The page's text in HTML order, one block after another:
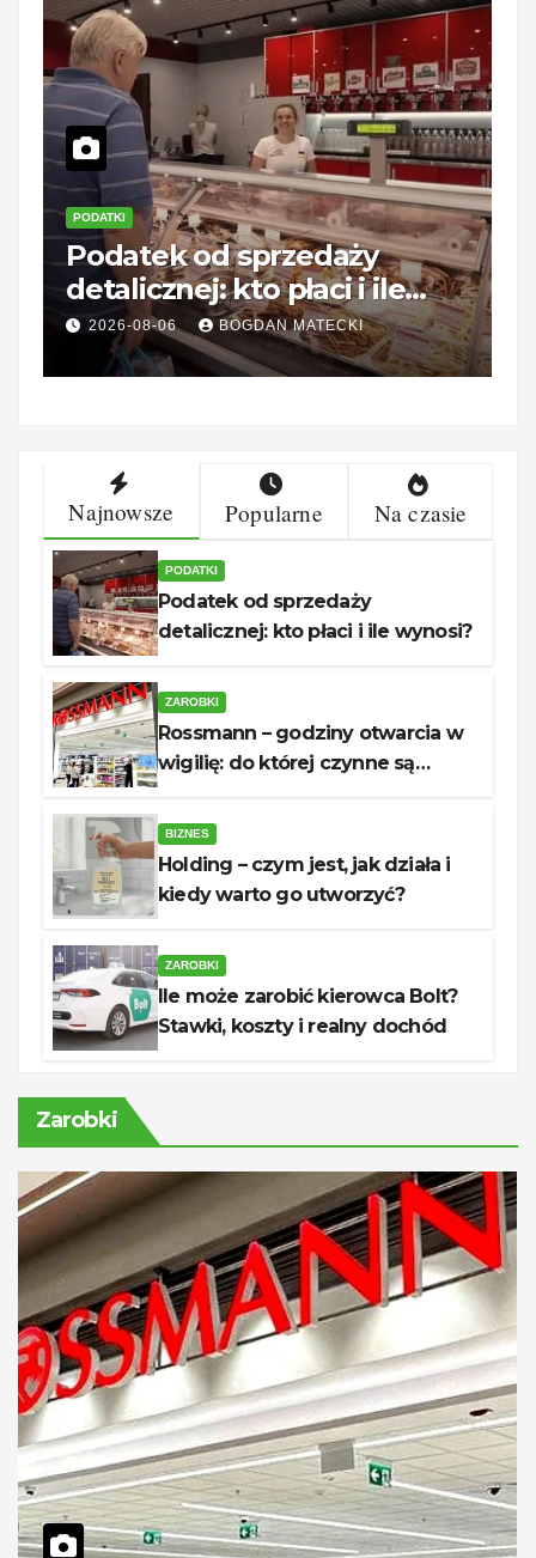
PODATKI
Podatek od sprzedaży
detalicznej: kto płaci i ile
wynosi?
2026-08-06 BOGDAN MATECKI
Najnowsze Popularne Na czasie
PODATKI
Podatek od sprzedaży
detalicznej: kto płaci i ile wynosi?
ZAROBKI
Rossmann – godziny otwarcia w
wigilię: do której czynne są
BIZNES
Holding – czym jest, jak działa i
kiedy warto go utworzyć?
ZAROBKI
Ile może zarobić kierowca Bolt?
Stawki, koszty i realny dochód
Zarobki